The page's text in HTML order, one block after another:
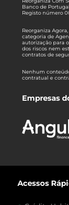
Banco de
Registo número
Reorganiza
categoria de
autorização para
dos riscos nem
contratos de
Nenhum
contratual e
Empresas
Acessos